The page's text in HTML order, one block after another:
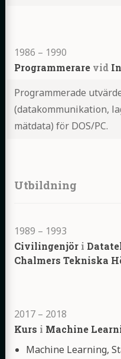
1986 – 1990
Programmerare vid
Programmerade
(datakommunikation,
mätdata) för DOS/PC.
Utbildning
1989 – 1993
Civilingenjör i
Chalmers Tekniska
2017 – 2018
Kurs i Machine
Kurser
Machine Learning,